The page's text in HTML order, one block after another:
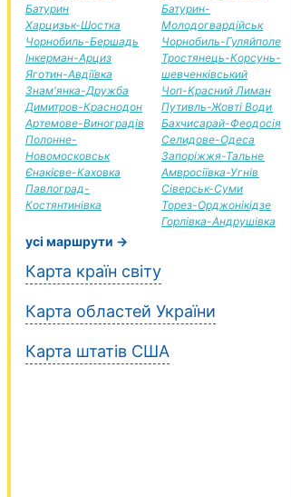
Батурин
Харцизьк-Шостка
Чорнобиль-Бершадь
Інкерман-Арциз
Яготин-Авдіївка
Знам'янка-Дружба
Димитров-Краснодон
Артемове-Виноградів
Полонне-
Новомосковськ
Єнакієве-Каховка
Павлоград-
Костянтинівка
Батурин-
Молодогвардійськ
Чорнобиль-Гуляйполе
Тростянець-Корсунь-
шевченківський
Чоп-Красний Лиман
Путивль-Жовті Води
Бахчисарай-Феодосія
Селидове-Одеса
Запоріжжя-Тальне
Амвросіївка-Угнів
Сіверськ-Суми
Торез-Орджонікідзе
Горлівка-Андрушівка
усі маршрути →
Карта країн світу
Карта областей України
Карта штатів США